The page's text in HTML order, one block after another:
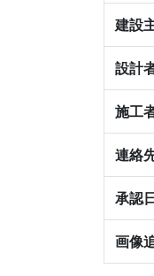
建設
設計
施工
連絡
承認
画像